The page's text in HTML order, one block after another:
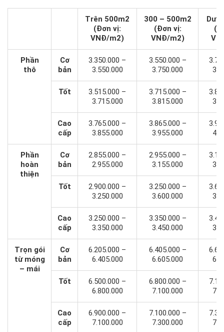
Trên 500m2
(Đơn vị:
VNĐ/m2)
300 – 500m2
(Đơn vị:
VNĐ/m2)
Phần
thô
Cơ
bản
3.350.000 –
3.550.000
3.550.000 –
3.750.000
Tốt
3.515.000 –
3.715.000
3.715.000 –
3.815.000
Cao
cấp
3.765.000 –
3.855.000
3.865.000 –
3.955.000
Phần
hoàn
thiện
Cơ
bản
2.855.000 –
2.955.000
2.955.000 –
3.155.000
Tốt
2.900.000 –
3.250.000
3.250.000 –
3.600.000
Cao
cấp
3.250.000 –
3.350.000
3.350.000 –
3.450.000
Trọn gói
từ móng
– mái
Cơ
bản
6.205.000 –
6.405.000
6.405.000 –
6.605.000
Tốt
6.500.000 –
6.800.000
6.800.000 –
7.100.000
Cao
cấp
6.900.000 –
7.100.000
7.100.000 –
7.300.000